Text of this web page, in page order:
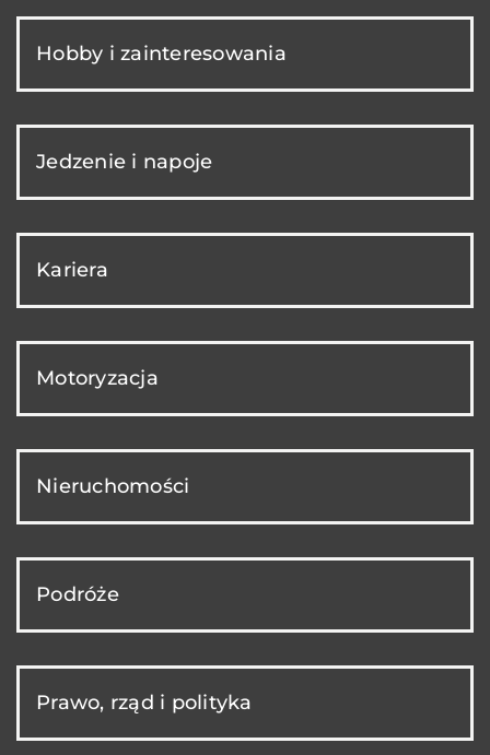
Hobby i zainteresowania
Jedzenie i napoje
Kariera
Motoryzacja
Nieruchomości
Podróże
Prawo, rząd i polityka